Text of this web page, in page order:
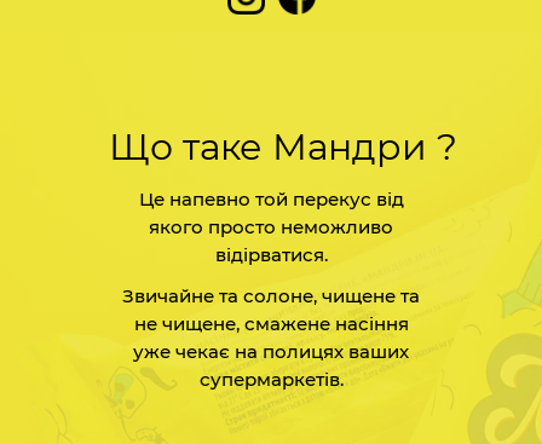
Що таке Мандри ?
Це напевно той перекус від
якого просто неможливо
відірватися.
Звичайне та солоне, чищене та
не чищене, смажене насіння
уже чекає на полицях ваших
супермаркетів.